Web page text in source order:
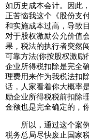
如历史成本会计。因此
正苦恼我这个《股份支
和实施成本过高，导致
对于股权激励公允价值
果，税法的执行者突然
可靠方法(你按股权激励
企业所得税扣除是完全
理费用来作为我税法扣
话，人家看着你大概率
励企业所得税税前扣除
金额也是完全确定的，
所以，通过这个案例
税务总局尽快废止国家